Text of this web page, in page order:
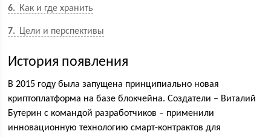
6 Как и где хранить
7 Цели и перспективы
История появления
В 2015 году была запущена принципиально новая
криптоплатформа на базе блокчейна. Создатели – Виталий
Бутерин с командой разработчиков – применили
инновационную технологию смарт-контрактов для